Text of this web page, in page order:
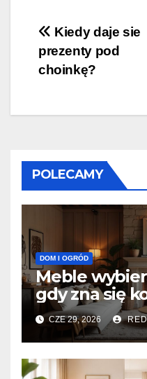
Nawigacja
wpisu
Kiedy daje sie
prezenty pod
choinkę?
POLECAMY
DOM I OGRÓD
Meble
gdy zna się
CZE 29, 2026